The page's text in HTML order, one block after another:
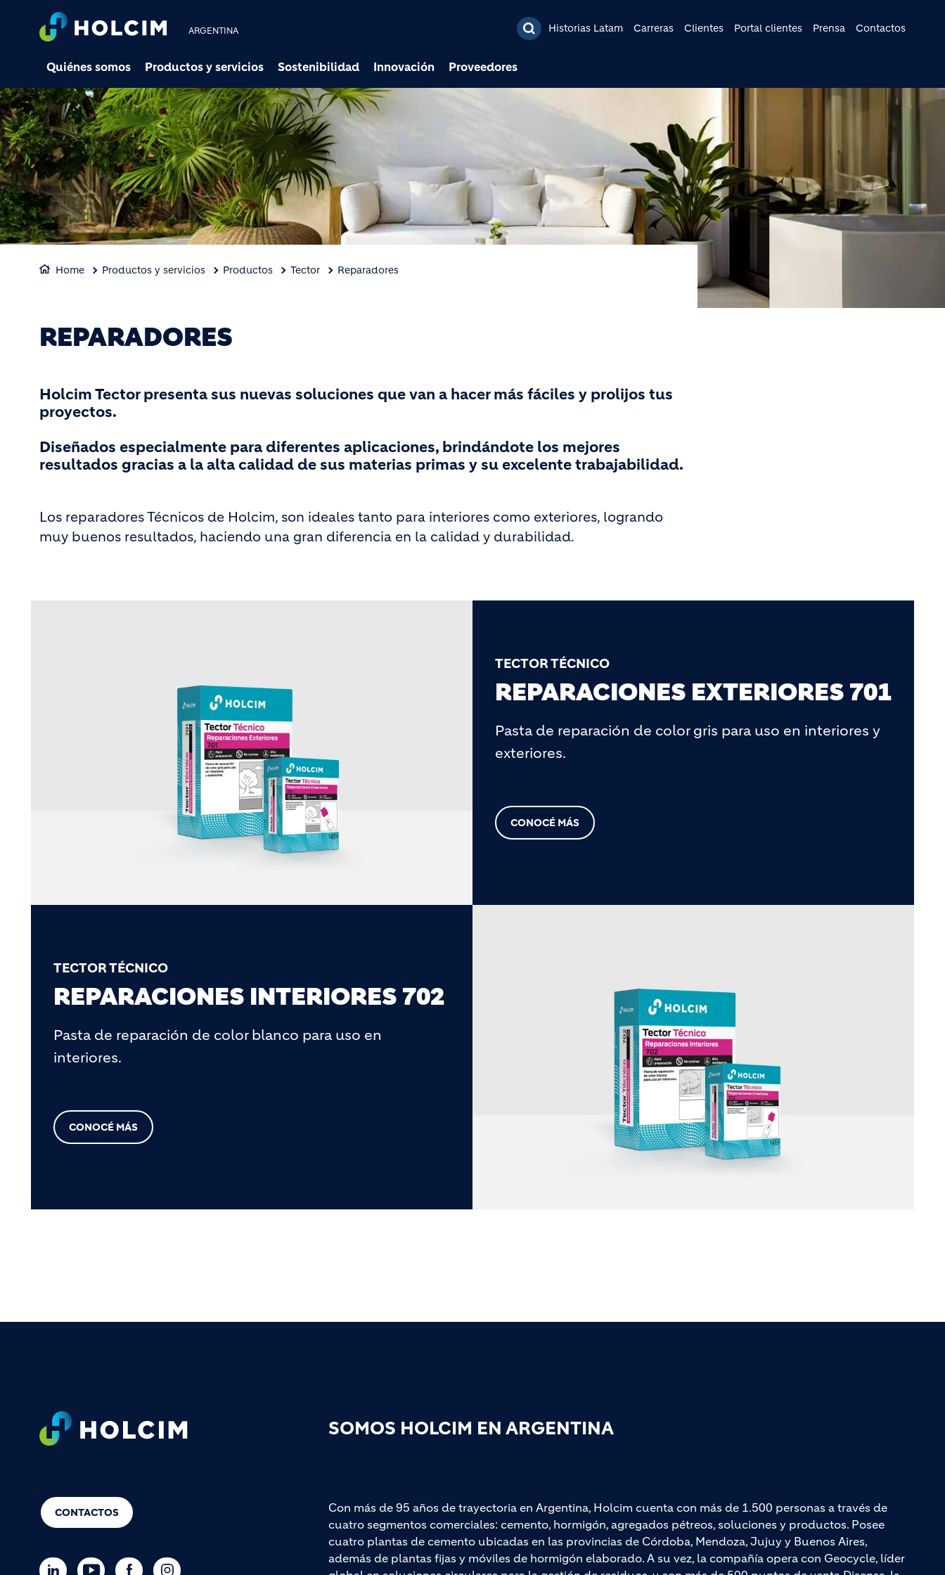
Pasar al contenido principal
ARGENTINA Historias Latam Carreras Clientes Portal clientes Prensa Contactos
Quiénes somos Productos y servicios Sostenibilidad Innovación Proveedores
Home Productos y servicios Productos Tector Reparadores
REPARADORES
Holcim Tector presenta sus nuevas soluciones que van a hacer más fáciles y prolijos tus
proyectos.
Diseñados especialmente para diferentes aplicaciones, brindándote los mejores
resultados gracias a la alta calidad de sus materias primas y su excelente trabajabilidad.
Los reparadores Técnicos de Holcim, son ideales tanto para interiores como exteriores, logrando
muy buenos resultados, haciendo una gran diferencia en la calidad y durabilidad.
TECTOR TÉCNICO
REPARACIONES EXTERIORES 701
Pasta de reparación de color gris para uso en interiores y
exteriores.
CONOCÉ MÁS
TECTOR TÉCNICO
REPARACIONES INTERIORES 702
Pasta de reparación de color blanco para uso en
interiores.
CONOCÉ MÁS
SOMOS HOLCIM EN ARGENTINA
CONTACTOS
Con más de 95 años de trayectoria en Argentina, Holcim cuenta con más de 1.500 personas a través de
cuatro segmentos comerciales: cemento, hormigón, agregados pétreos, soluciones y productos. Posee
cuatro plantas de cemento ubicadas en las provincias de Córdoba, Mendoza, Jujuy y Buenos Aires,
además de plantas fijas y móviles de hormigón elaborado. A su vez, la compañía opera con Geocycle, líder